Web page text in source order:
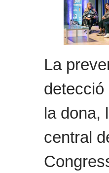
La
la dona,
central